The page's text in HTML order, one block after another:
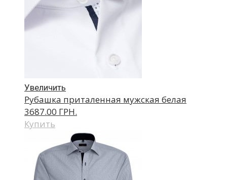
Увеличить
Рубашка приталенная мужская белая
3687.00 ГРН.
Купить